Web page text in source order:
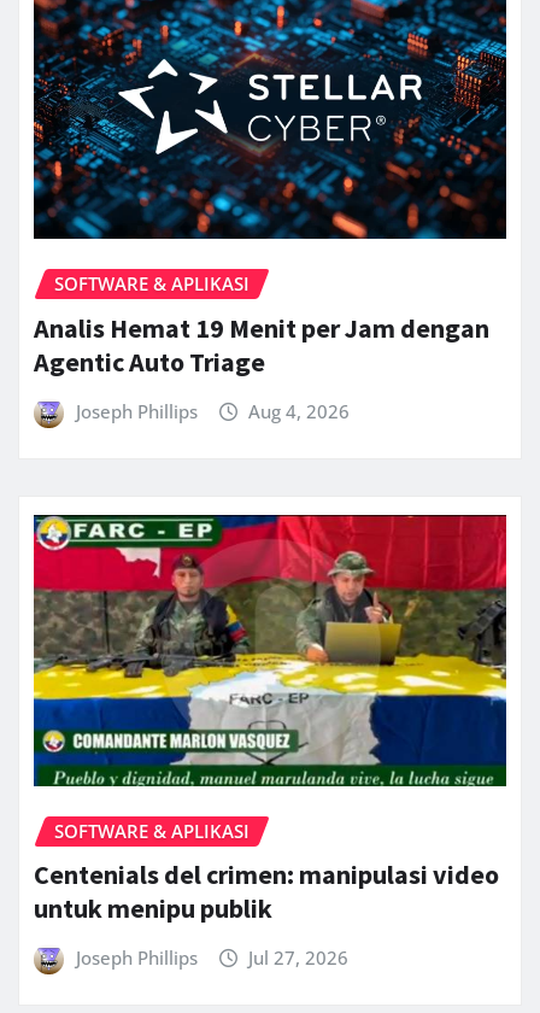
SOFTWARE & APLIKASI
Analis Hemat 19 Menit per Jam dengan
Agentic Auto Triage
Joseph Phillips Aug 4, 2026
SOFTWARE & APLIKASI
Centenials del crimen: manipulasi video
untuk menipu publik
Joseph Phillips Jul 27, 2026